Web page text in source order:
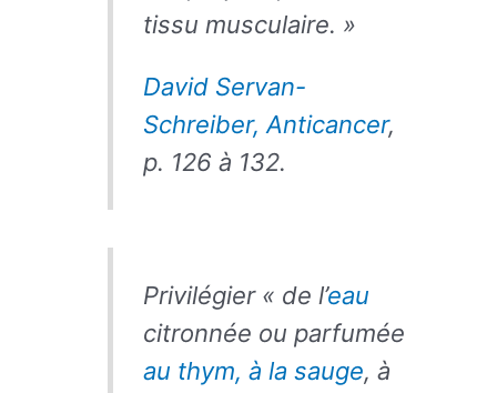
tissu musculaire. »
David Servan-
Schreiber, Anticancer,
p. 126 à 132.
Privilégier « de l’eau
citronnée ou parfumée
au thym, à la sauge, à